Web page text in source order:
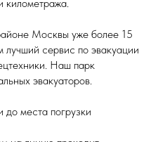
километража.
Москвы уже более 15
лучший сервис по эвакуации
Наш парк
эвакуаторов.
места погрузки